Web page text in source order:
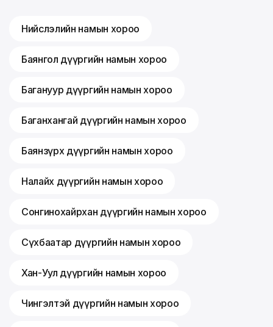
Нийслэлийн намын хороо
Баянгол дүүргийн намын хороо
Багануур дүүргийн намын хороо
Баганхангай дүүргийн намын хороо
Баянзүрх дүүргийн намын хороо
Налайх дүүргийн намын хороо
Сонгинохайрхан дүүргийн намын хороо
Сүхбаатар дүүргийн намын хороо
Хан-Уул дүүргийн намын хороо
Чингэлтэй дүүргийн намын хороо